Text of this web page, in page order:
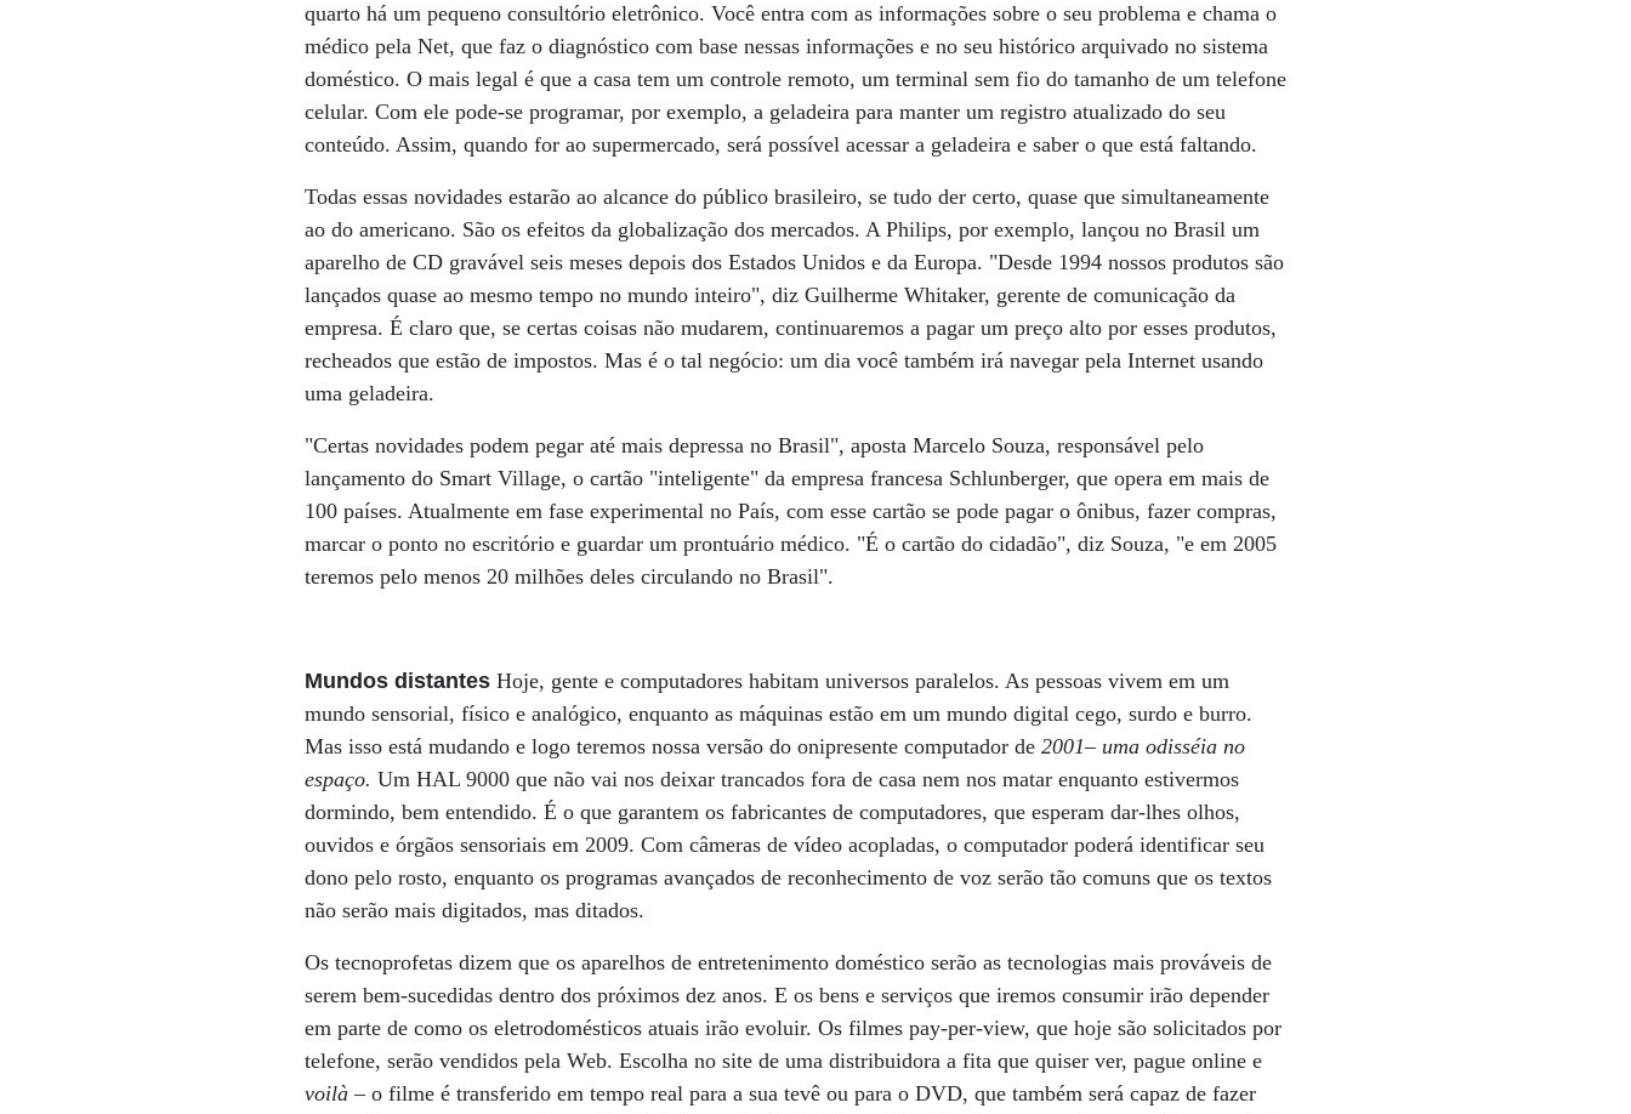
quarto há um pequeno consultório eletrônico. Você entra com as informações sobre o seu problema e chama o
médico pela Net, que faz o diagnóstico com base nessas informações e no seu histórico arquivado no sistema
doméstico. O mais legal é que a casa tem um controle remoto, um terminal sem fio do tamanho de um telefone
celular. Com ele pode-se programar, por exemplo, a geladeira para manter um registro atualizado do seu
conteúdo. Assim, quando for ao supermercado, será possível acessar a geladeira e saber o que está faltando.
Todas essas novidades estarão ao alcance do público brasileiro, se tudo der certo, quase que simultaneamente
ao do americano. São os efeitos da globalização dos mercados. A Philips, por exemplo, lançou no Brasil um
aparelho de CD gravável seis meses depois dos Estados Unidos e da Europa. "Desde 1994 nossos produtos são
lançados quase ao mesmo tempo no mundo inteiro", diz Guilherme Whitaker, gerente de comunicação da
empresa. É claro que, se certas coisas não mudarem, continuaremos a pagar um preço alto por esses produtos,
recheados que estão de impostos. Mas é o tal negócio: um dia você também irá navegar pela Internet usando
uma geladeira.
"Certas novidades podem pegar até mais depressa no Brasil", aposta Marcelo Souza, responsável pelo
lançamento do Smart Village, o cartão "inteligente" da empresa francesa Schlunberger, que opera em mais de
100 países. Atualmente em fase experimental no País, com esse cartão se pode pagar o ônibus, fazer compras,
marcar o ponto no escritório e guardar um prontuário médico. "É o cartão do cidadão", diz Souza, "e em 2005
teremos pelo menos 20 milhões deles circulando no Brasil".
Mundos distantesHoje, gente e computadores habitam universos paralelos. As pessoas vivem em um
mundo sensorial, físico e analógico, enquanto as máquinas estão em um mundo digital cego, surdo e burro.
Mas isso está mudando e logo teremos nossa versão do onipresente computador de2001– uma odisséia no
espaço. Um HAL 9000 que não vai nos deixar trancados fora de casa nem nos matar enquanto estivermos
dormindo, bem entendido. É o que garantem os fabricantes de computadores, que esperam dar-lhes olhos,
ouvidos e órgãos sensoriais em 2009. Com câmeras de vídeo acopladas, o computador poderá identificar seu
dono pelo rosto, enquanto os programas avançados de reconhecimento de voz serão tão comuns que os textos
não serão mais digitados, mas ditados.
Os tecnoprofetas dizem que os aparelhos de entretenimento doméstico serão as tecnologias mais prováveis de
serem bem-sucedidas dentro dos próximos dez anos. E os bens e serviços que iremos consumir irão depender
em parte de como os eletrodomésticos atuais irão evoluir. Os filmes pay-per-view, que hoje são solicitados por
telefone, serão vendidos pela Web. Escolha no site de uma distribuidora a fita que quiser ver, pague online e
voilà– o filme é transferido em tempo real para a sua tevê ou para o DVD, que também será capaz de fazer